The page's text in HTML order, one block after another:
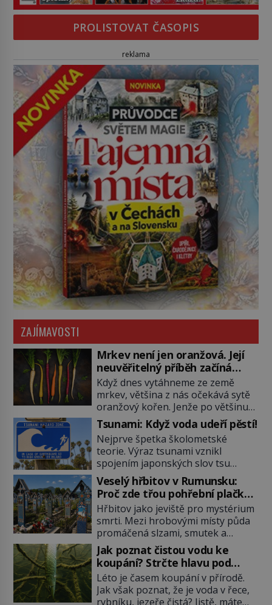
PROLISTOVAT ČASOPIS
reklama
ZAJÍMAVOSTI
Mrkev není jen oranžová. Její
neuvěřitelný příběh začíná
fialovou barvou
Když dnes vytáhneme ze země
mrkev, většina z nás očekává sytě
oranžový kořen. Jenže po většinu
své historie je mrkev všechno
možné, jen ne oranžová. Je fialová,
žlutá, bílá, někdy dokonce téměř
černá. Až díky stovkám let
pečlivého šlechtění se z ní stává
zelenina, bez které si českou
zahradu ani nedokážeme
představit. Její příběh je […]
Tsunami: Když voda udeří pěstí!
Nejprve špetka školometské
teorie. Výraz tsunami vznikl
spojením japonských slov tsu
(přístav) a nami (vlna). Jedná se o
dlouhou vlnu, která je na volném
moři takřka nepostřehnutelná.
Ačkoli je vlnová délka tsunami i 300
kilometrů, výška vlny na volném
moři je maximálně 1,5 metru.
Máme se podobné obří vlny obávat
i v Evropě? Vznik tsunami si […]
Veselý hřbitov v Rumunsku:
Proč zde třou pohřební plačky
bídu s nouzí?
Hřbitov jako jeviště pro mystérium
smrti. Mezi hrobovými místy půda
promáčená slzami, smutek a
vědomí konečnosti lidské existence.
Jsou ale výjimky, kde pohřební
plačky smutně žmoulají kapesníky
nikoli při smutečním obřadu, ale
při pohledu na výši vyměřené
Jak poznat čistou vodu ke
koupání? Strčte hlavu pod
hladinu!
Léto je časem koupání v přírodě.
Jak však poznat, že je voda v řece,
rybníku, jezeře čistá? Jistě, máte